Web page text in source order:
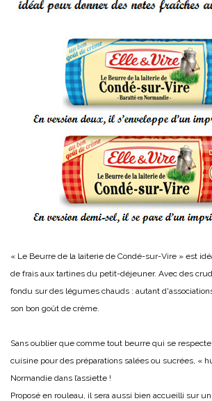
« Le Beurre de la laiterie de Condé-sur-Vire » est
de frais aux tartines du petit-déjeuner. Avec des
fondu sur des légumes chauds : autant
son bon goût de crème.
Sans oublier que comme tout beurre qui se
cuisine pour des préparations salées ou sucrées, «
Normandie dans l’assiette !
Proposé en rouleau, il sera aussi bien accueilli sur